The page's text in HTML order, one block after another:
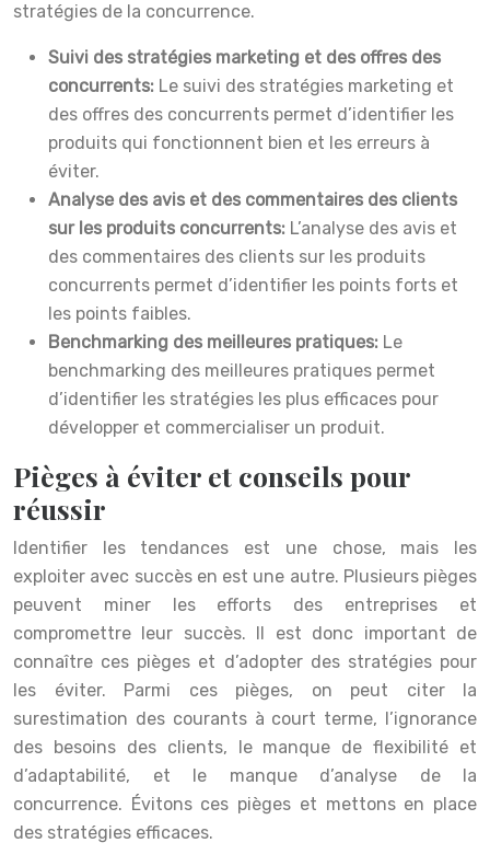
stratégies de la concurrence.
Suivi des stratégies marketing et des offres des
concurrents: Le suivi des stratégies marketing et
des offres des concurrents permet d’identifier les
produits qui fonctionnent bien et les erreurs à
éviter.
Analyse des avis et des commentaires des clients
sur les produits concurrents: L’analyse des avis et
des commentaires des clients sur les produits
concurrents permet d’identifier les points forts et
les points faibles.
Benchmarking des meilleures pratiques: Le
benchmarking des meilleures pratiques permet
d’identifier les stratégies les plus efficaces pour
développer et commercialiser un produit.
Pièges à éviter et conseils pour
réussir
Identifier les tendances est une chose, mais les
exploiter avec succès en est une autre. Plusieurs pièges
peuvent miner les efforts des entreprises et
compromettre leur succès. Il est donc important de
connaître ces pièges et d’adopter des stratégies pour
les éviter. Parmi ces pièges, on peut citer la
surestimation des courants à court terme, l’ignorance
des besoins des clients, le manque de flexibilité et
d’adaptabilité, et le manque d’analyse de la
concurrence. Évitons ces pièges et mettons en place
des stratégies efficaces.